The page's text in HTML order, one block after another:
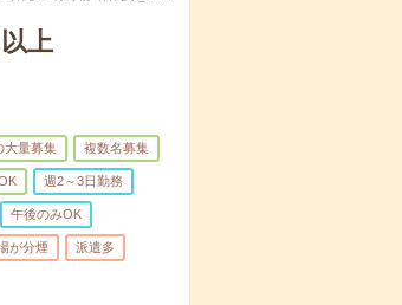
上
大量募集 複数名募集
週2～3日勤務
午後のみOK
が分煙 派遣多